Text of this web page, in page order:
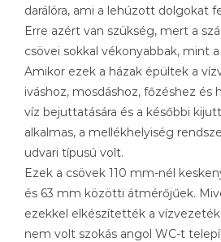
darálóra, ami a lehúzott dolgokat
Erre azért van szükség, mert a
csövei sokkal vékonyabbak, mint
Amikor ezek a házak épültek a
iváshoz, mosdáshoz, főzéshez és
víz bejuttatására és a későbbi
alkalmas, a mellékhelyiség
udvari típusú volt.
Ezek a csövek 110 mm-nél
és 63 mm közötti átmérőjűek.
ezekkel elkészítették a
nem volt szokás angol WC-t